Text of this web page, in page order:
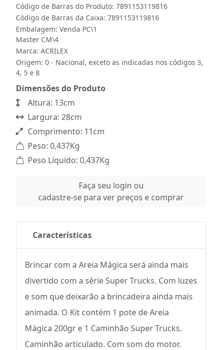
Código de Barras do Produto: 7891153119816
Código de Barras da Caixa: 7891153119816
Embalagem: Venda PC\1
Master CM\4
Marca: ACRILEX
Origem: 0 - Nacional, exceto as indicadas nos códigos 3,
4, 5 e 8
Dimensões do Produto
Altura: 13cm
Largura: 28cm
Comprimento: 11cm
Peso: 0,437Kg
Peso Líquido: 0,437Kg
Faça seu login ou
cadastre-se para ver preços e comprar
Características
Brincar com a Areia Mágica será ainda mais
divertido com a série Super Trucks. Com luzes
e som que deixarão a brincadeira ainda mais
animada. O Kit contém 1 pote de Areia
Mágica 200gr e 1 Caminhão Super Trucks.
Caminhão articulado. Com som do motor.